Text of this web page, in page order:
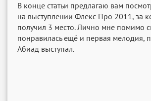
В конце статьи предлагаю вам
на выступлении Флекс Про 2011, за
получил 3 место. Лично мне помимо
понравилась ещё и первая мелодия,
Абиад выступал.